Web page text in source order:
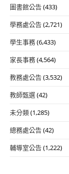
圖書館公告(433)
學務處公告(2,721)
學生事務(6,433)
家長事務(4,564)
教務處公告(3,532)
教師甄選(42)
未分類(1,285)
總務處公告(42)
輔導室公告(1,222)